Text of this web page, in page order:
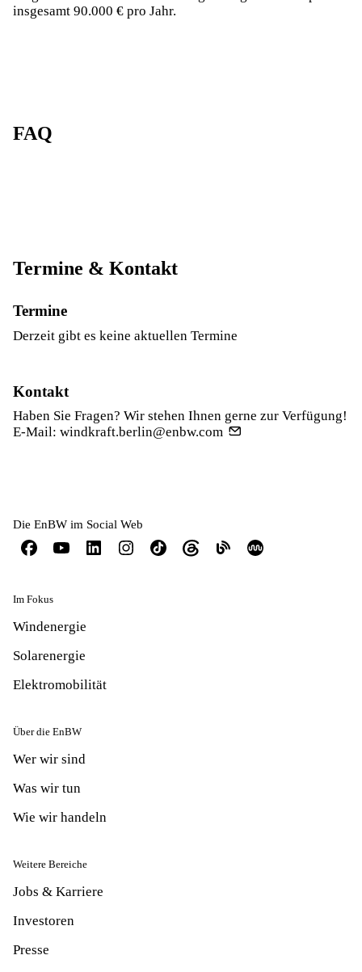
insgesamt 90.000 € pro Jahr.
FAQ
Termine & Kontakt
Termine
Derzeit gibt es keine aktuellen Termine
Kontakt
Haben Sie Fragen? Wir stehen Ihnen gerne zur Verfügung!
E-Mail: windkraft.berlin@enbw.com
Die EnBW im Social Web
Im Fokus
Windenergie
Solarenergie
Elektromobilität
Über die EnBW
Wer wir sind
Was wir tun
Wie wir handeln
Weitere Bereiche
Jobs & Karriere
Investoren
Presse